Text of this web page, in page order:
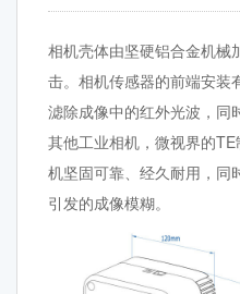
相机壳体由坚硬铝合金机械
击。相机传感器的前端安装
滤除成像中的红外光波，同
其他工业相机，微视界的
机坚固可靠、经久耐用，同
引发的成像模糊。